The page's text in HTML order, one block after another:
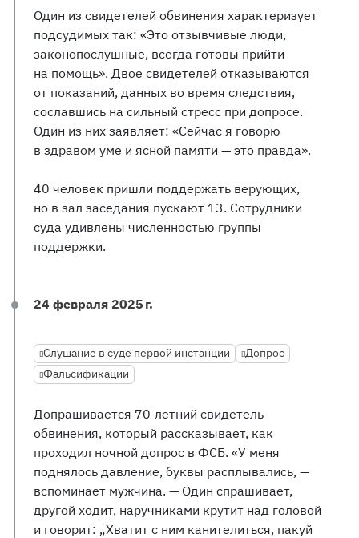
Один из свидетелей обвинения характеризует
подсудимых так: «Это отзывчивые люди,
законопослушные, всегда готовы прийти
на помощь». Двое свидетелей отказываются
от показаний, данных во время следствия,
сославшись на сильный стресс при допросе.
Один из них заявляет: «Сейчас я говорю
в здравом уме и ясной памяти — это правда».
40 человек пришли поддержать верующих,
но в зал заседания пускают 13. Сотрудники
суда удивлены численностью группы
поддержки.
24 февраля 2025 г.
Слушание в суде первой инстанции
Допрос
Фальсификации
Допрашивается 70-летний свидетель
обвинения, который рассказывает, как
проходил ночной допрос в ФСБ. «У меня
поднялось давление, буквы расплывались, —
вспоминает мужчина. — Один спрашивает,
другой ходит, наручниками крутит над головой
и говорит: „Хватит с ним канителиться, пакуй